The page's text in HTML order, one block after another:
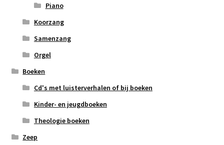
Piano
Koorzang
Samenzang
Orgel
Boeken
Cd's met luisterverhalen of bij boeken
Kinder- en jeugdboeken
Theologie boeken
Zeep